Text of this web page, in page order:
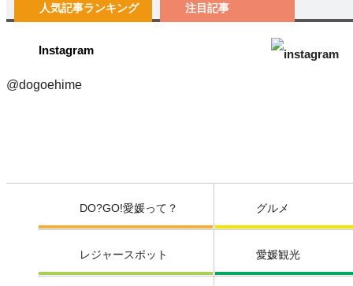
人気記事ランキング 注目記事
Instagram
@dogoehime
DO?GO!愛媛って？ グルメ
レジャースポット 愛媛観光